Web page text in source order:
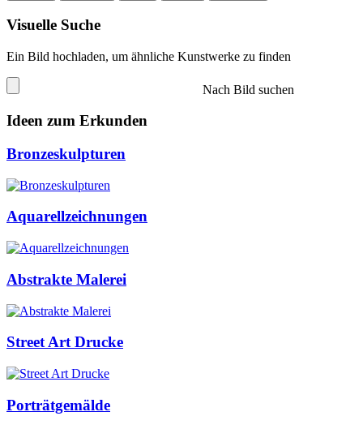
Visuelle Suche
Ein Bild hochladen, um ähnliche Kunstwerke zu finden
Nach Bild suchen
Ideen zum Erkunden
Bronzeskulpturen
Aquarellzeichnungen
Abstrakte Malerei
Street Art Drucke
Porträtgemälde